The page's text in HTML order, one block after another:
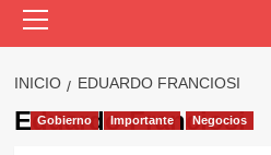
primario
INICIO EDUARDO FRANCIOSI
Eduardo Franciosi
Gobierno Importante Negocios